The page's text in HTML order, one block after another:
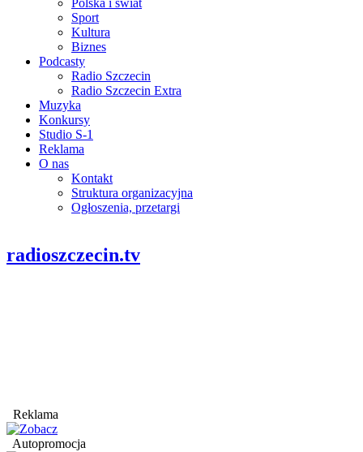
Polska i świat
Sport
Kultura
Biznes
Podcasty
Radio Szczecin
Radio Szczecin Extra
Muzyka
Konkursy
Studio S-1
Reklama
O nas
Kontakt
Struktura organizacyjna
Ogłoszenia, przetargi
radioszczecin.tv
Reklama
Autopromocja